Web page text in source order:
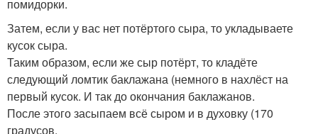
помидорки.
Затем, если у вас нет потёртого сыра, то укладываете
кусок сыра.
Таким образом, если же сыр потёрт, то кладёте
следующий ломтик баклажана (немного в нахлёст на
первый кусок. И так до окончания баклажанов.
После этого засыпаем всё сыром и в духовку (170
градусов.